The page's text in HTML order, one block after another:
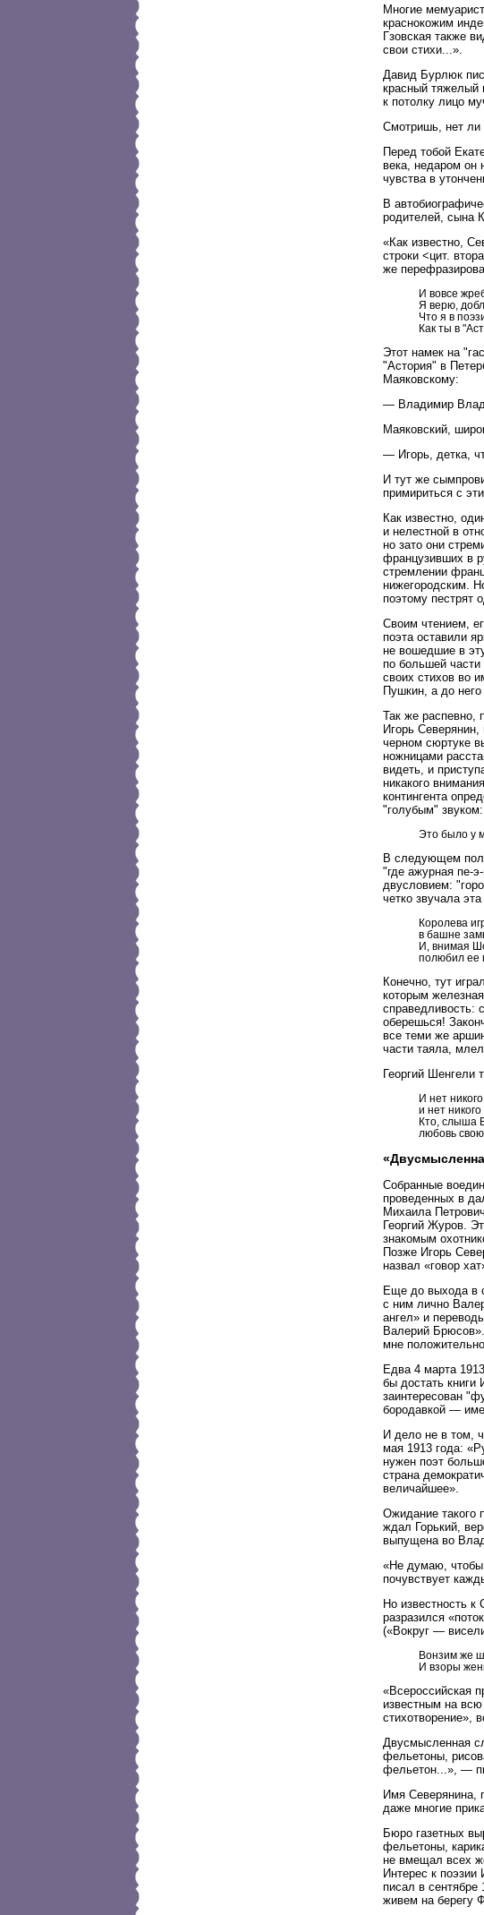
Многие
краснокожим
Гзовская также
свои стихи...».
Давид Бурлюк
красный тяжелый
к потолку лицо
Смотришь, нет ли
Перед тобой
века, недаром он
чувства в
В
родителей, сына
«Как известно,
строки <цит.
же
И вовсе
Я верю,
Что я в
Как ты в
Этот намек на
"Астория" в
Маяковскому:
— Владимир
Маяковский,
— Игорь, детка,
И тут же
примириться с
Как известно,
и нелестной в
но зато они
французивших в
стремлении
нижегородским.
поэтому пестрят
Своим чтением,
поэта оставили
не вошедшие в
по большей
своих стихов во
Пушкин, а до
Так же распевно,
Игорь
черном сюртуке
ножницами
видеть, и
никакого
контингента
"голубым" звуком:
Это было у
В следующем
"где ажурная пе-
двусловием:
четко звучала
Королева
в башне
И, внимая
полюбил ее
Конечно, тут
которым
справедливость:
оберешься!
все теми же
части таяла,
Георгий Шенгели
И нет
и нет никого
Кто, слыша
любовь
Собранные
проведенных в
Михаила
Георгий Журов.
знакомым
Позже Игорь
назвал «говор
Еще до выхода в
с ним лично
ангел» и
Валерий
мне
Едва 4 марта
бы достать
заинтересован
бородавкой —
И дело не в том,
мая 1913 года:
нужен поэт
страна
величайшее».
Ожидание такого
ждал Горький,
выпущена во
«Не думаю,
почувствует
Но известность
разразился
(«Вокруг —
Вонзим же
И взоры
«Всероссийская
известным на всю
стихотворение»,
Двусмысленная
фельетоны,
фельетон...», —
Имя Северянина,
даже многие
Бюро газетных
фельетоны,
не вмещал всех
Интерес к
писал в
живем на берегу